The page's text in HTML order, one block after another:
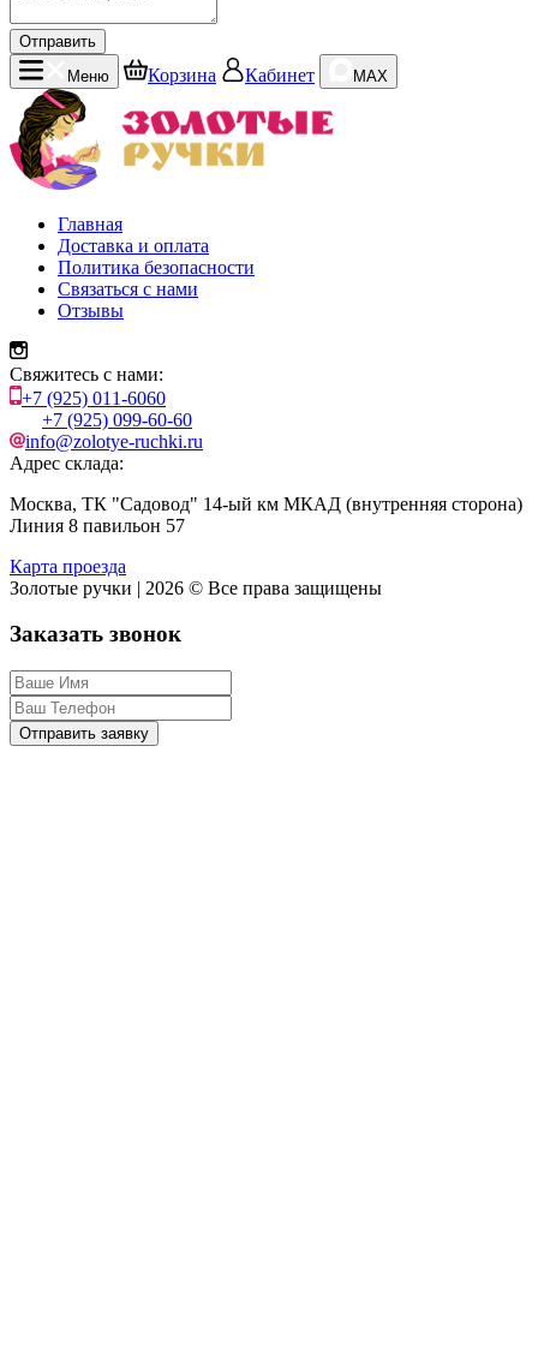
Отправить
Меню
Корзина Кабинет MAX
Главная
Доставка и оплата
Политика безопасности
Связаться с нами
Отзывы
Свяжитесь с нами:
+7 (925) 011-6060
+7 (925) 099-60-60
info@zolotye-ruchki.ru
Адрес склада:
Москва, ТК "Садовод" 14-ый км МКАД (внутренняя сторона)
Линия 8 павильон 57
Карта проезда
Золотые ручки | 2026 © Все права защищены
Заказать звонок
Отправить заявку